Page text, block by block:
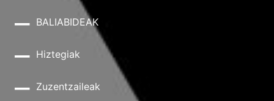
BALIABIDEAK
Hiztegiak
Zuzentzaileak